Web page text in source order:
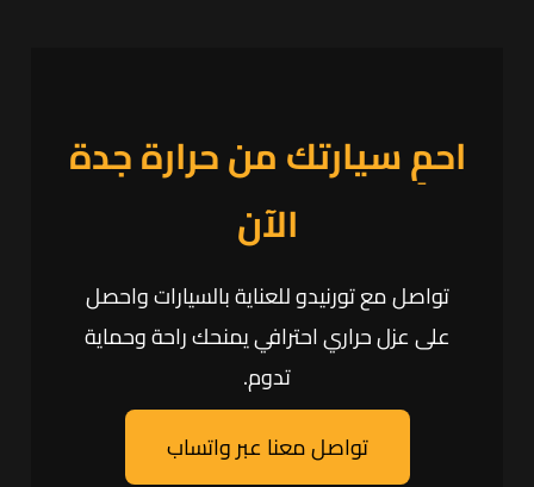
احمِ سيارتك من حرارة جدة
الآن
تواصل مع تورنيدو للعناية بالسيارات واحصل
على عزل حراري احترافي يمنحك راحة وحماية
تدوم.
تواصل معنا عبر واتساب